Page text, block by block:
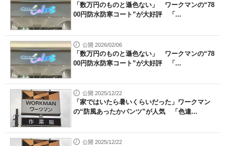
「数万円のものと遜色ない」 ワークマンの“78
00円防水防寒コート”が大好評 「...
公開 2026/02/06
「数万円のものと遜色ない」 ワークマンの“78
00円防水防寒コート”が大好評 「...
公開 2025/12/22
「家ではいたら暑いくらいだった」ワークマン
の“防風あったかパンツ”が人気 「色違...
公開 2025/12/22